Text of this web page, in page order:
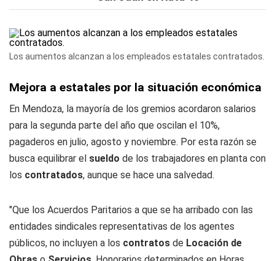
Los aumentos alcanzan a los empleados estatales contratados.
Mejora a estatales por la situación económica
En Mendoza, la mayoría de los gremios acordaron salarios
para la segunda parte del año que oscilan el 10%,
pagaderos en julio, agosto y noviembre. Por esta razón se
busca equilibrar el sueldo de los trabajadores en planta con
los contratados, aunque se hace una salvedad.
"Que los Acuerdos Paritarios a que se ha arribado con las
entidades sindicales representativas de los agentes
públicos, no incluyen a los contratos de Locación de